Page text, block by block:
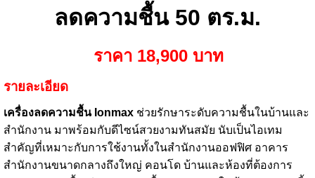
ลดความชื้น 50 ตร.ม.
ราคา 18,900 บาท
รายละเอียด
เครื่องลดความชื้น Ionmaxช่วยรักษาระดับความชื้นในบ้านและ
สำนักงาน มาพร้อมกับดีไซน์สวยงามทันสมัย นับเป็นไอเทม
สำคัญที่เหมาะกับการใช้งานทั้งในสำนักงานออฟฟิศ อาคาร
สำนักงานขนาดกลางถึงใหญ่ คอนโด บ้านและห้องที่ต้องการ